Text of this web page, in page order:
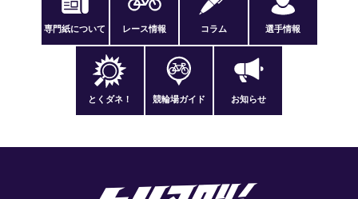
専門紙について レース情報 コラム 選手情報
とくダネ！ 競輪場ガイド お知らせ